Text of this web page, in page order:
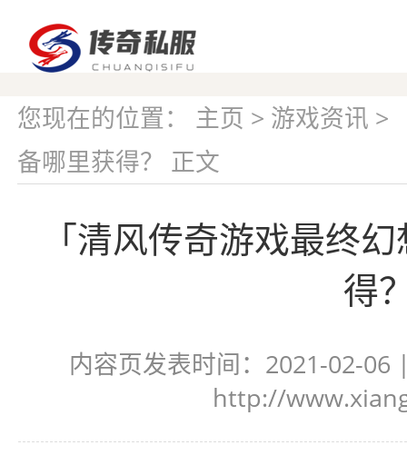
您现在的位置： 主页 > 游戏资讯 >
备哪里获得？ 正文
「清风传奇游戏最终
得
内容页发表时间：2021-02-06
http://